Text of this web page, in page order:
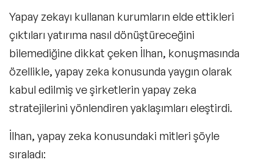
Yapay zekayı kullanan kurumların elde ettikleri
çıktıları yatırıma nasıl dönüştüreceğini
bilemediğine dikkat çeken İlhan, konuşmasında
özellikle, yapay zeka konusunda yaygın olarak
kabul edilmiş ve şirketlerin yapay zeka
stratejilerini yönlendiren yaklaşımları eleştirdi.
İlhan, yapay zeka konusundaki mitleri şöyle
sıraladı: